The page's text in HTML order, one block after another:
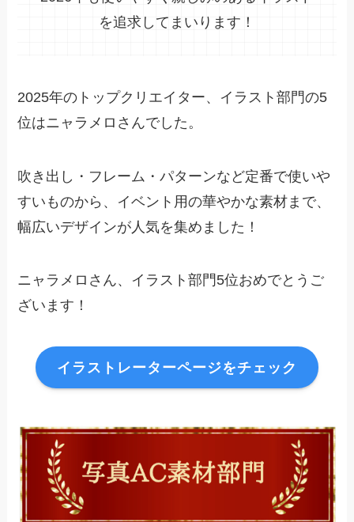
を追求してまいります！
2025年のトップクリエイター、イラスト部門の5
位はニャラメロさんでした。
吹き出し・フレーム・パターンなど定番で使いや
すいものから、イベント用の華やかな素材まで、
幅広いデザインが人気を集めました！
ニャラメロさん、イラスト部門5位おめでとうご
ざいます！
イラストレーターページをチェック